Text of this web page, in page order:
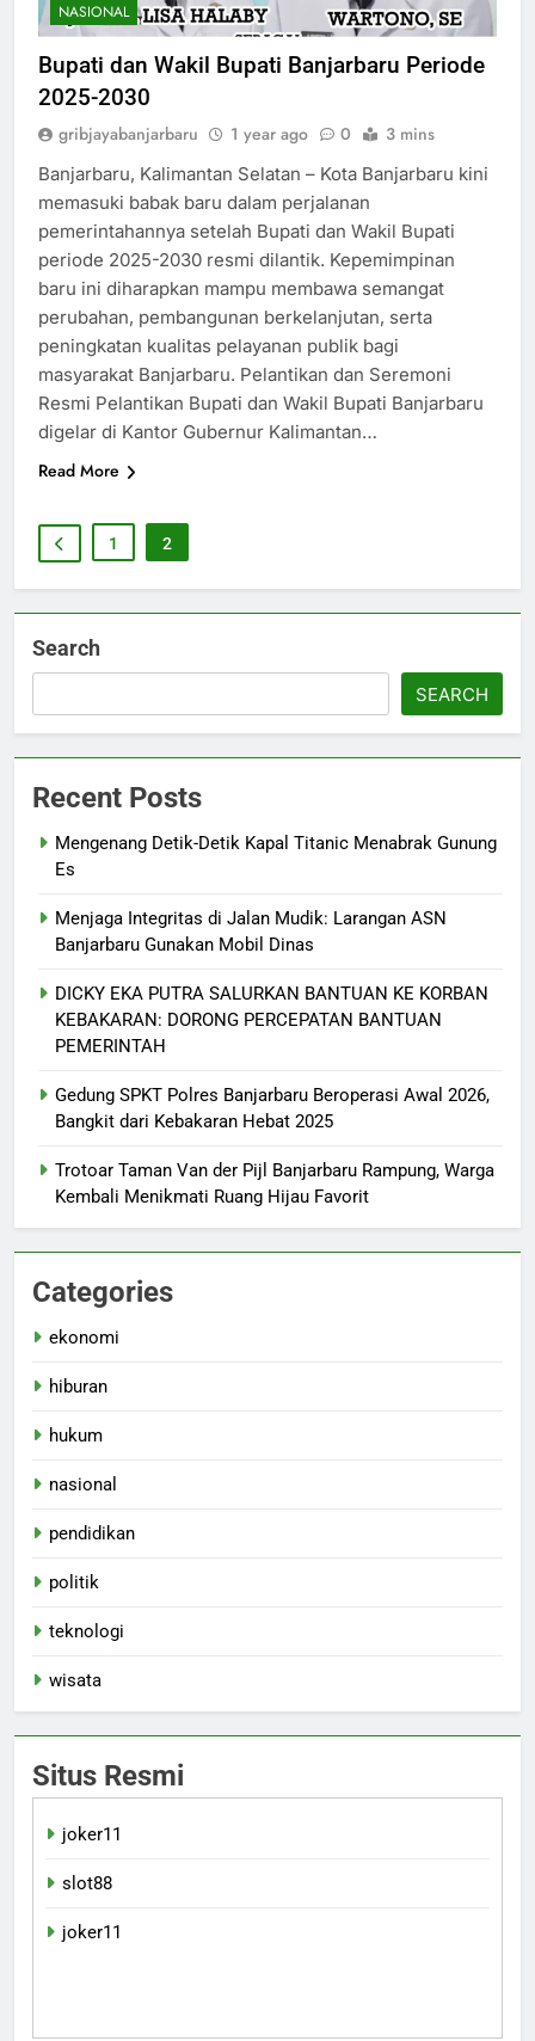
NASIONAL
Bupati dan Wakil Bupati Banjarbaru Periode
2025-2030
gribjayabanjarbaru 1 year ago 0 3 mins
Banjarbaru, Kalimantan Selatan – Kota Banjarbaru kini
memasuki babak baru dalam perjalanan
pemerintahannya setelah Bupati dan Wakil Bupati
periode 2025-2030 resmi dilantik. Kepemimpinan
baru ini diharapkan mampu membawa semangat
perubahan, pembangunan berkelanjutan, serta
peningkatan kualitas pelayanan publik bagi
masyarakat Banjarbaru. Pelantikan dan Seremoni
Resmi Pelantikan Bupati dan Wakil Bupati Banjarbaru
digelar di Kantor Gubernur Kalimantan…
Read More
1 2
Search
SEARCH
Recent Posts
Mengenang Detik-Detik Kapal Titanic Menabrak Gunung
Es
Menjaga Integritas di Jalan Mudik: Larangan ASN
Banjarbaru Gunakan Mobil Dinas
DICKY EKA PUTRA SALURKAN BANTUAN KE KORBAN
KEBAKARAN: DORONG PERCEPATAN BANTUAN
PEMERINTAH
Gedung SPKT Polres Banjarbaru Beroperasi Awal 2026,
Bangkit dari Kebakaran Hebat 2025
Trotoar Taman Van der Pijl Banjarbaru Rampung, Warga
Kembali Menikmati Ruang Hijau Favorit
Categories
ekonomi
hiburan
hukum
nasional
pendidikan
politik
teknologi
wisata
Situs Resmi
joker11
slot88
joker11